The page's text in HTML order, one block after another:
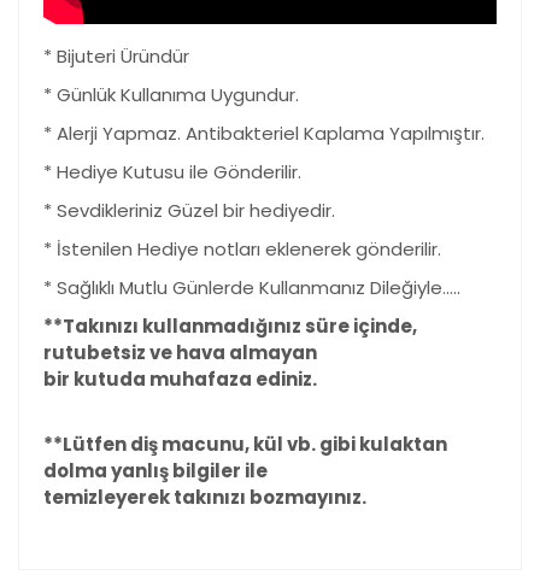
* Bijuteri Üründür
* Günlük Kullanıma Uygundur.
* Alerji Yapmaz. Antibakteriel Kaplama Yapılmıştır.
* Hediye Kutusu ile Gönderilir.
* Sevdikleriniz Güzel bir hediyedir.
* İstenilen Hediye notları eklenerek gönderilir.
* Sağlıklı Mutlu Günlerde Kullanmanız Dileğiyle.....
**Takınızı kullanmadığınız süre içinde,
rutubetsiz ve hava almayan
bir kutuda muhafaza ediniz.
**Lütfen dişmacunu, kül vb. gibi kulaktan
dolma yanlışbilgiler ile
temizleyerek takınızı bozmayınız.